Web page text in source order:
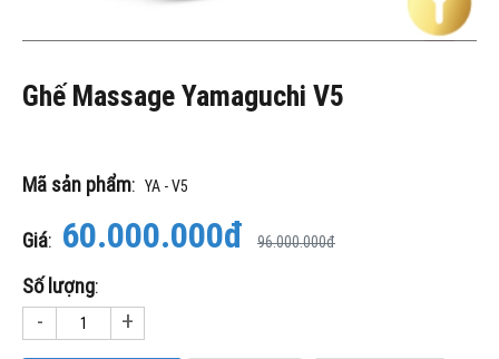
Ghế Massage Yamaguchi V5
Mã sản phẩm: YA - V5
Giá: 60.000.000đ 96.000.000đ
Số lượng:
- +